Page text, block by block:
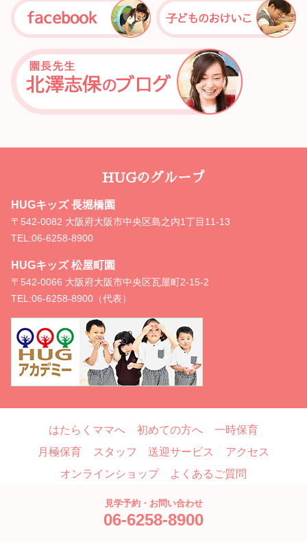
HUGのグループ
HUGキッズ 長堀橋園
〒542-0082 大阪府大阪市中央区島之内1丁目11-13
TEL:06-6258-8900
HUGキッズ 松屋町園
〒542-0066 大阪府大阪市中央区瓦屋町2-15-2
TEL:06-6258-8900（代表）
はたらくママへ 初めての方へ
一時保育
月極保育
スタッフ 送迎サービス
アクセス
オンラインショップ
よくあるご質問
見学予約・お問い合わせ
06-6258-8900